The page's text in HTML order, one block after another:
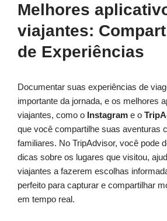
Melhores
viajantes:
de Experiências
Documentar suas experiências de
importante da jornada, e os melhores
viajantes, como o Instagram e o
que você compartilhe suas aventuras
familiares. No TripAdvisor, você pode
dicas sobre os lugares que visitou,
viajantes a fazerem escolhas
perfeito para capturar e compartilhar
em tempo real.